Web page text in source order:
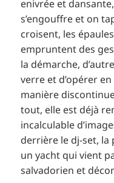
enivrée et
s’engouffre et on
croisent, les
empruntent des
la démarche,
verre et d’opérer
manière
tout, elle est déjà
incalculable
derrière le dj-set, la
un yacht qui vient
salvadorien et